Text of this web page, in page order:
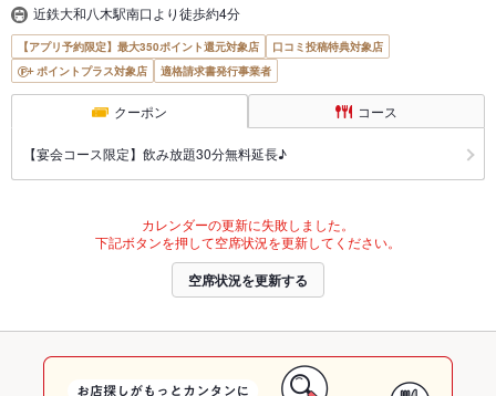
近鉄大和八木駅南口より徒歩約4分
【アプリ予約限定】最大350ポイント還元対象店
口コミ投稿特典対象店
ポイントプラス対象店
適格請求書発行事業者
クーポン コース
【宴会コース限定】飲み放題30分無料延長♪
カレンダーの更新に失敗しました。
下記ボタンを押して空席状況を更新してください。
空席状況を更新する